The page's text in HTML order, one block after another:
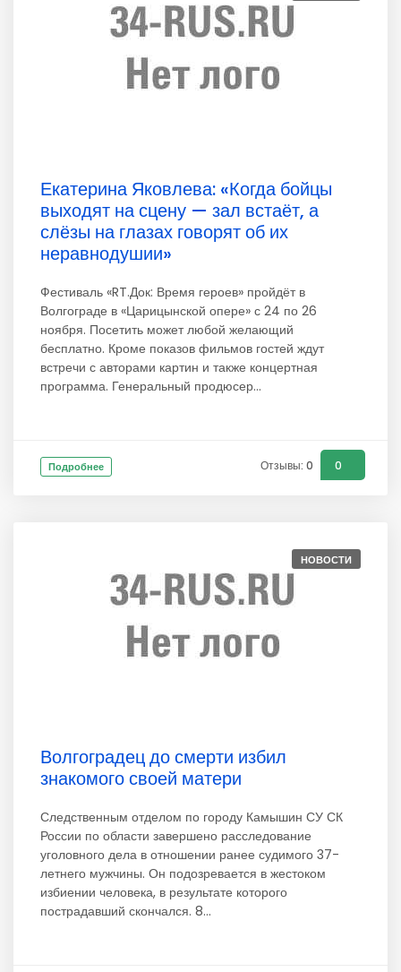
Екатерина Яковлева: «Когда бойцы
выходят на сцену — зал встаёт, а
слёзы на глазах говорят об их
неравнодушии»
Фестиваль «RT.Док: Время героев» пройдёт в
Волгограде в «Царицынской опере» с 24 по 26
ноября. Посетить может любой желающий
бесплатно. Кроме показов фильмов гостей ждут
встречи с авторами картин и также концертная
программа. Генеральный продюсер...
Подробнее Отзывы: 0 0
НОВОСТИ
Волгоградец до смерти избил
знакомого своей матери
Следственным отделом по городу Камышин СУ СК
России по области завершено расследование
уголовного дела в отношении ранее судимого 37-
летнего мужчины. Он подозревается в жестоком
избиении человека, в результате которого
пострадавший скончался. 8...